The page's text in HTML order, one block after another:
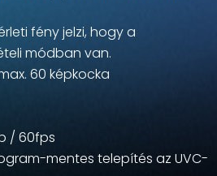
fény jelzi, hogy a
módban van.
60 képkocka
/ 60fps
mentes telepítés az UVC-